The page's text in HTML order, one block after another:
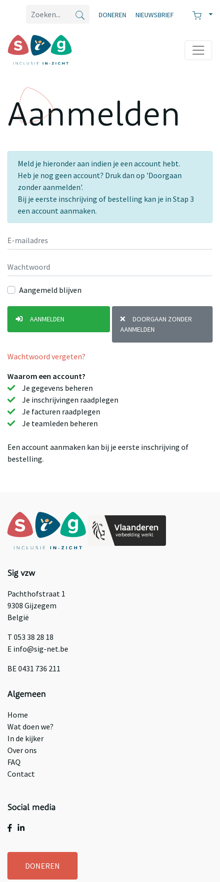
DONEREN NIEUWSBRIEF
Aanmelden
Meld je hieronder aan indien je een account hebt.
Heb je nog geen account? Druk dan op 'Doorgaan
zonder aanmelden'.
Bij je eerste inschrijving of bestelling kan je in Stap 3
een account aanmaken.
Aangemeld blijven
AANMELDEN
DOORGAAN ZONDER
AANMELDEN
Wachtwoord vergeten?
Waarom een account?
Je gegevens beheren
Je inschrijvingen raadplegen
Je facturen raadplegen
Je teamleden beheren
Een account aanmaken kan bij je eerste inschrijving of
bestelling.
Sig vzw
Pachthofstraat 1
9308 Gijzegem
België
T 053 38 28 18
E info@sig-net.be
BE 0431 736 211
Algemeen
Home
Wat doen we?
In de kijker
Over ons
FAQ
Contact
Social media
DONEREN